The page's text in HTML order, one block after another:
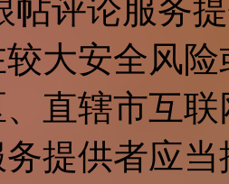
帖评论服务
大安全风
直辖市互
提供者应